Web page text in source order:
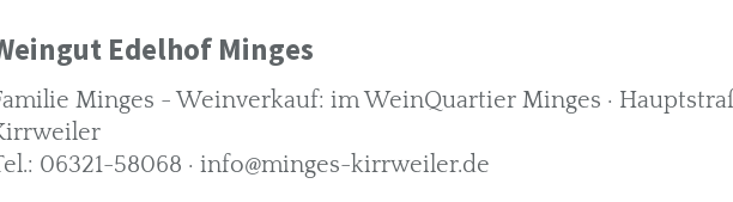
Edelhof Minges
Minges - Weinverkauf: im WeinQuartier Minges ·
06321-58068 · info@minges-kirrweiler.de